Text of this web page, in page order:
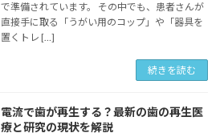
で準備されています。 その中でも、患者さんが
直接手に取る「うがい用のコップ」や「器具を
置くトレ […]
続きを読む
電流で歯が再生する？最新の歯の再生医
療と研究の現状を解説